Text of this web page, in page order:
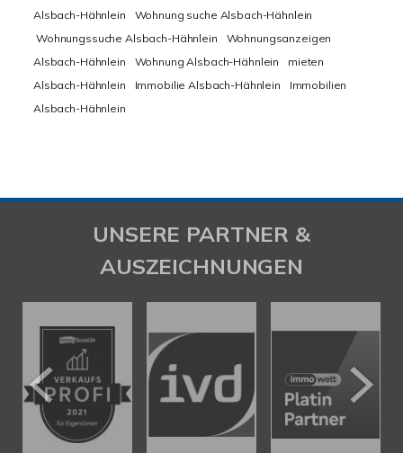
Alsbach-Hähnlein
Wohnung suche Alsbach-Hähnlein
Wohnungssuche Alsbach-Hähnlein
Wohnungsanzeigen
Alsbach-Hähnlein
Wohnung Alsbach-Hähnlein
mieten
Alsbach-Hähnlein
Immobilie Alsbach-Hähnlein
Immobilien
Alsbach-Hähnlein
UNSERE PARTNER &
AUSZEICHNUNGEN